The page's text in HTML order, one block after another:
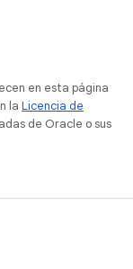
en esta página
la Licencia de
de Oracle o sus